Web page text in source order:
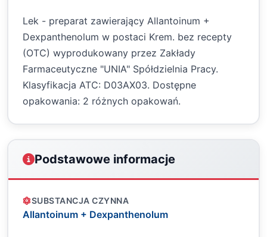
Lek - preparat zawierający Allantoinum +
Dexpanthenolum w postaci Krem. bez recepty
(OTC) wyprodukowany przez Zakłady
Farmaceutyczne "UNIA" Spółdzielnia Pracy.
Klasyfikacja ATC: D03AX03. Dostępne
opakowania: 2 różnych opakowań.
Podstawowe informacje
SUBSTANCJA CZYNNA
Allantoinum + Dexpanthenolum